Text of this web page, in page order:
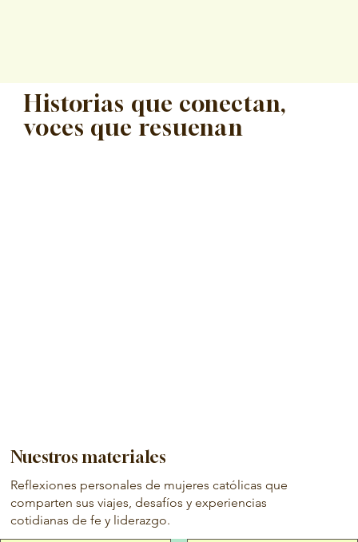
Historias que conectan,
voces que resuenan
Nuestros materiales
Reflexiones personales de mujeres católicas que
comparten sus viajes, desafíos y experiencias
cotidianas de fe y liderazgo.